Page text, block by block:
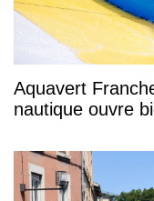
Aquavert
nautique ouvre